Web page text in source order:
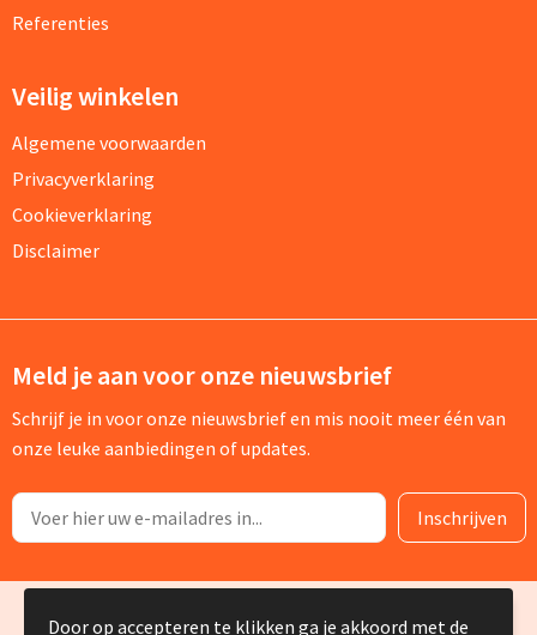
Referenties
Veilig winkelen
Algemene voorwaarden
Privacyverklaring
Cookieverklaring
Disclaimer
Meld je aan voor onze nieuwsbrief
Schrijf je in voor onze nieuwsbrief en mis nooit meer één van
onze leuke aanbiedingen of updates.
© Copyright Silvia Bruin reclame-advies 2025
Door op accepteren te klikken ga je akkoord met de